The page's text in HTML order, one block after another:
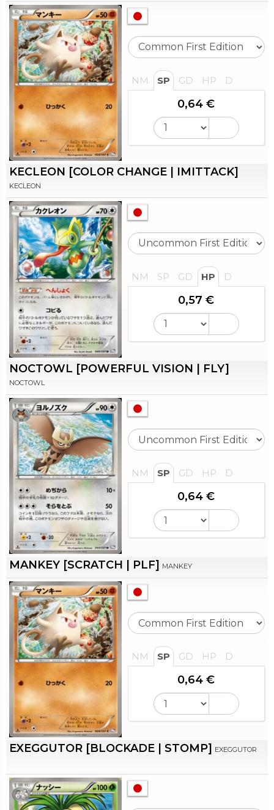
NM SP GD HP D
0,64 €
KECLEON [COLOR CHANGE | IMITTACK]
KECLEON
NM SP GD HP D
0,57 €
NOCTOWL [POWERFUL VISION | FLY]
NOCTOWL
NM SP GD HP D
0,64 €
MANKEY [SCRATCH | PLF] MANKEY
NM SP GD HP D
0,64 €
EXEGGUTOR [BLOCKADE | STOMP] EXEGGUTOR